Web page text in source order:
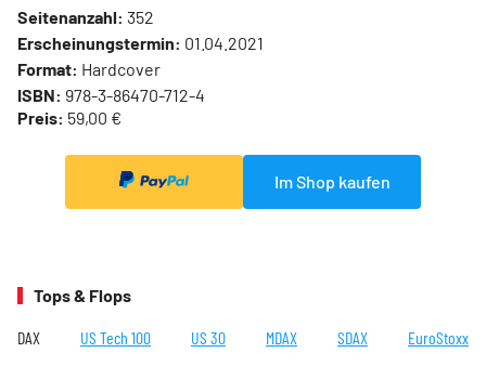
Seitenanzahl: 352
Erscheinungstermin: 01.04.2021
Format: Hardcover
ISBN: 978-3-86470-712-4
Preis: 59,00 €
Im Shop kaufen
Tops & Flops
DAX US Tech 100 US 30 MDAX SDAX EuroStoxx